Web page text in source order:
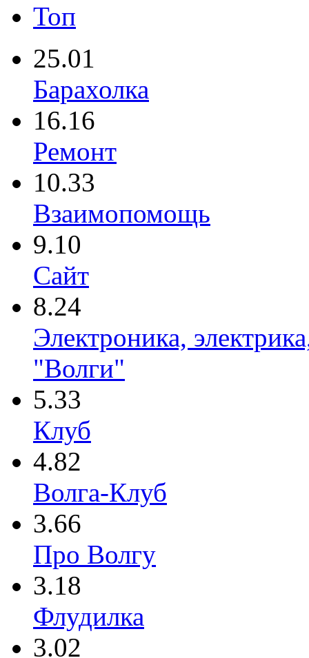
Топ
25.01
Барахолка
16.16
Ремонт
10.33
Взаимопомощь
9.10
Сайт
8.24
Электроника,
"Волги"
5.33
Клуб
4.82
Волга-Клуб
3.66
Про Волгу
3.18
Флудилка
3.02